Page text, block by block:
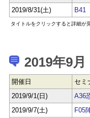
2019/8/31(土)
B41
タイトルをクリックすると詳細が
2019年9月
開催日
セミ
2019/9/1(日)
A36
2019/9/7(土)
F05